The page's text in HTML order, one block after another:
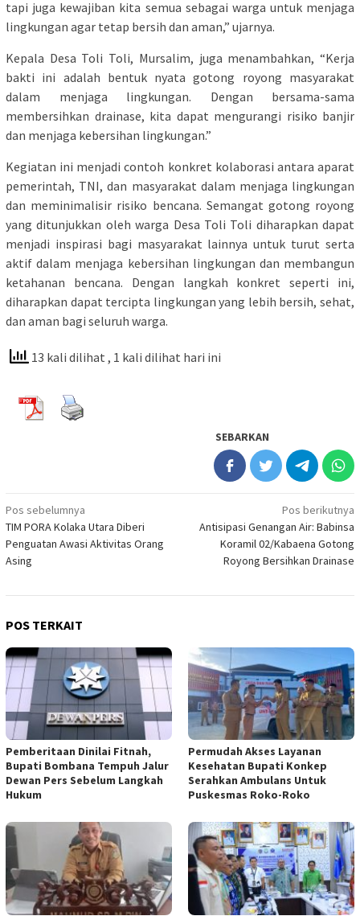
tapi juga kewajiban kita semua sebagai warga untuk menjaga
lingkungan agar tetap bersih dan aman,” ujarnya.
Kepala Desa Toli Toli, Mursalim, juga menambahkan, “Kerja
bakti ini adalah bentuk nyata gotong royong masyarakat
dalam menjaga lingkungan. Dengan bersama-sama
membersihkan drainase, kita dapat mengurangi risiko banjir
dan menjaga kebersihan lingkungan.”
Kegiatan ini menjadi contoh konkret kolaborasi antara aparat
pemerintah, TNI, dan masyarakat dalam menjaga lingkungan
dan meminimalisir risiko bencana. Semangat gotong royong
yang ditunjukkan oleh warga Desa Toli Toli diharapkan dapat
menjadi inspirasi bagi masyarakat lainnya untuk turut serta
aktif dalam menjaga kebersihan lingkungan dan membangun
ketahanan bencana. Dengan langkah konkret seperti ini,
diharapkan dapat tercipta lingkungan yang lebih bersih, sehat,
dan aman bagi seluruh warga.
13 kali dilihat , 1 kali dilihat hari ini
SEBARKAN
Navigasi
pos
Pos sebelumnya
TIM PORA Kolaka Utara Diberi
Penguatan Awasi Aktivitas Orang
Asing
Pos berikutnya
Antisipasi Genangan Air: Babinsa
Koramil 02/Kabaena Gotong
Royong Bersihkan Drainase
POS TERKAIT
Pemberitaan Dinilai Fitnah,
Bupati Bombana Tempuh Jalur
Dewan Pers Sebelum Langkah
Hukum
Permudah Akses Layanan
Kesehatan Bupati Konkep
Serahkan Ambulans Untuk
Puskesmas Roko-Roko